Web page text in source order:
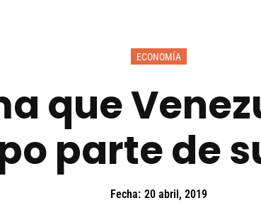
ECONOMÍA
que
parte de
Fecha: 20 abril, 2019